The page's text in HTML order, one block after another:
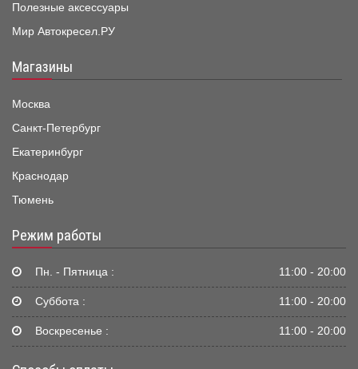
Полезные аксессуары
Мир Автокресел.РУ
Магазины
Москва
Санкт-Петербург
Екатеринбург
Краснодар
Тюмень
Режим работы
Пн. - Пятница : 11:00 - 20:00
Суббота : 11:00 - 20:00
Воскресенье : 11:00 - 20:00